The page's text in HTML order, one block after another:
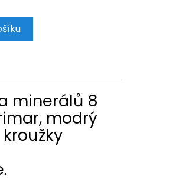
minerálů 8
modrý